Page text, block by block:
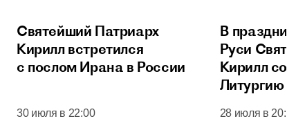
Святейший Патриарх
Кирилл встретился
с послом Ирана в России
30 июля в 22:00
В
Руси
Кирилл
Кремля
28 июля в